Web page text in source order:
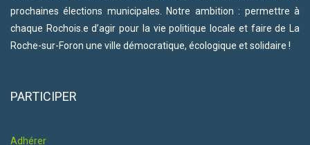
prochaines élections municipales. Notre ambition : permettre à
chaque Rochois.e d’agir pour la vie politique locale et faire de La
Roche-sur-Foron une ville démocratique, écologique et solidaire !
PARTICIPER
Adhérer